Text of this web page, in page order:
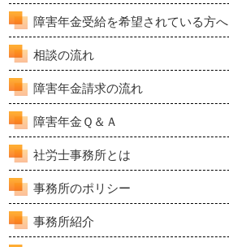
障害年金受給を希望されている方へ
相談の流れ
障害年金請求の流れ
障害年金Ｑ＆Ａ
社労士事務所とは
事務所のポリシー
事務所紹介